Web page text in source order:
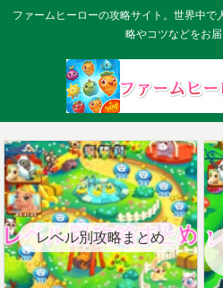
ファームヒーローの攻略サイト。世界中
略やコツなどをお届
レベル別攻略まとめ